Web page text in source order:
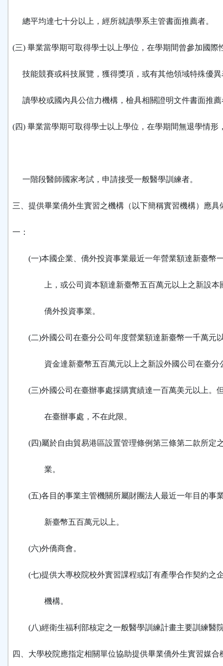
總平均達七十分以上，經所就讀學系主管書面推薦者。
(三) 畢業當學期可取得學士以上學位，在學期間曾參加國際
技能競賽或科技展覽，獲得獎項，或有其他領域特殊優異
讀學校或國內具公信力機構，檢具相關證明文件書面推薦
(四) 畢業當學期可取得學士以上學位，在學期間無退學情形
一階段醫師國家考試，申請接受一般醫學訓練者。
三、提供畢業僑外生實習之機構（以下簡稱實習機構）應具
一：
(一)本國企業、僑外投資事業最近一年營業額達新臺幣
上，或公司資本額達新臺幣五百萬元以上之新設本
僑外投資事業。
(二)外國公司在臺分公司年度營業額達新臺幣一千萬元
資金達新臺幣五百萬元以上之新設外國公司在臺分
(三)外國公司在臺辦事處採購實績達一百萬美元以上。
在臺辦事處，不在此限。
(四)屬於自由貿易港區設置管理條例第三條第二款所定
業。
(五)各目的事業主管機關所屬財團法人最近一年目的事
新臺幣五百萬元以上。
(六)外僑商會。
(七)提供大專校院校外實習課程或訂有產學合作契約之
機構。
(八)經衛生福利部核定之一般醫學訓練計畫主要訓練醫
四、大學校院應指定相關單位協助提供畢業僑外生實習媒合